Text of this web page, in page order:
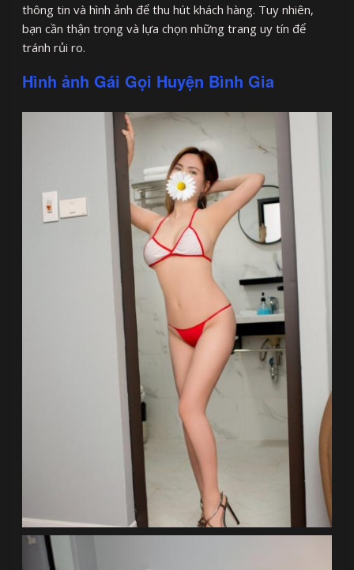
thông tin và hình ảnh để thu hút khách hàng. Tuy nhiên,
bạn cần thận trọng và lựa chọn những trang uy tín để
tránh rủi ro.
Hình ảnh Gái Gọi Huyện Bình Gia